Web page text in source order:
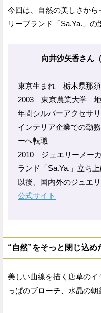
今回は、自然の美しさか
リーブランド「Sa.Ya.」の
向井沙矢香さん
東京生まれ 栃木県那須
2003 東京農業大学
年間シルバーアクセサリ
インテリア企業での勤
ーへ転職
2010 ジュエリーメー
ランド「Sa.Ya.」立ち
以後、国内外のジュエ
公式サイト
“自然”をそっと閉じ込め
美しい曲線を描く唐草の
っぱのブローチ、水晶の